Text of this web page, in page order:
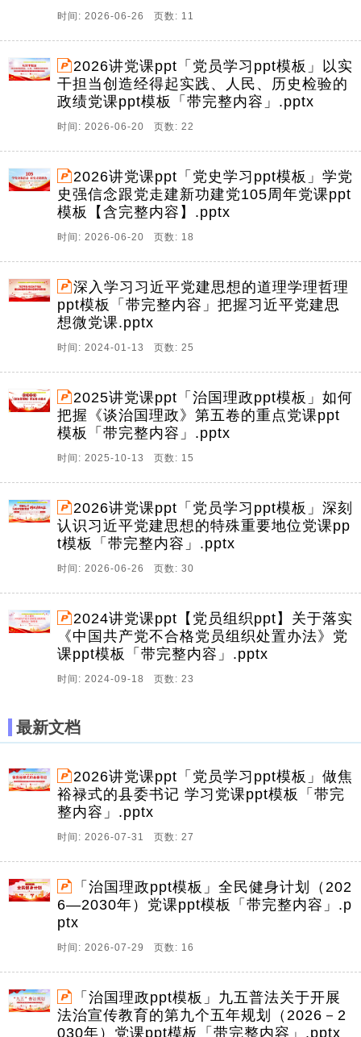
时间: 2026-06-26 页数: 11
2026讲党课ppt「党员学习ppt模板」以实
干担当创造经得起实践、人民、历史检验的
政绩党课ppt模板「带完整内容」.pptx
时间: 2026-06-20 页数: 22
2026讲党课ppt「党史学习ppt模板」学党
史强信念跟党走建新功建党105周年党课ppt
模板【含完整内容】.pptx
时间: 2026-06-20 页数: 18
深入学习习近平党建思想的道理学理哲理
ppt模板「带完整内容」把握习近平党建思
想微党课.pptx
时间: 2024-01-13 页数: 25
2025讲党课ppt「治国理政ppt模板」如何
把握《谈治国理政》第五卷的重点党课ppt
模板「带完整内容」.pptx
时间: 2025-10-13 页数: 15
2026讲党课ppt「党员学习ppt模板」深刻
认识习近平党建思想的特殊重要地位党课pp
t模板「带完整内容」.pptx
时间: 2026-06-26 页数: 30
2024讲党课ppt【党员组织ppt】关于落实
《中国共产党不合格党员组织处置办法》党
课ppt模板「带完整内容」.pptx
时间: 2024-09-18 页数: 23
最新文档
2026讲党课ppt「党员学习ppt模板」做焦
裕禄式的县委书记 学习党课ppt模板「带完
整内容」.pptx
时间: 2026-07-31 页数: 27
「治国理政ppt模板」全民健身计划（202
6—2030年）党课ppt模板「带完整内容」.p
ptx
时间: 2026-07-29 页数: 16
「治国理政ppt模板」九五普法关于开展
法治宣传教育的第九个五年规划（2026－2
030年）党课ppt模板「带完整内容」.pptx